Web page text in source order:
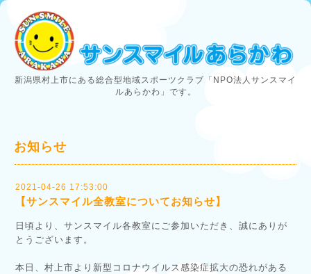
新潟県村上市にある総合型地域スポーツクラブ「NPO法人サンスマイ
ルあらかわ」です。
お知らせ
2021-04-26 17:53:00
【サンスマイル全教室についてお知らせ】
日頃より、サンスマイル各教室にご参加いただき、誠にありが
とうございます。
本日、村上市より新型コロナウイルス感染症拡大の恐れがある